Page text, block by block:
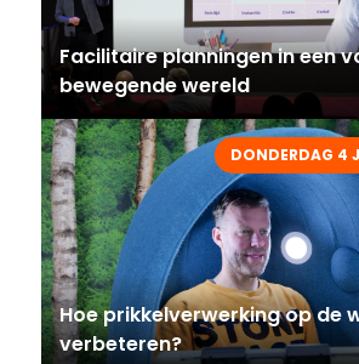
Facilitaire planningen in een
bewegende wereld
DONDERDAG 4
Hoe prikkelverwerking op de
verbeteren?